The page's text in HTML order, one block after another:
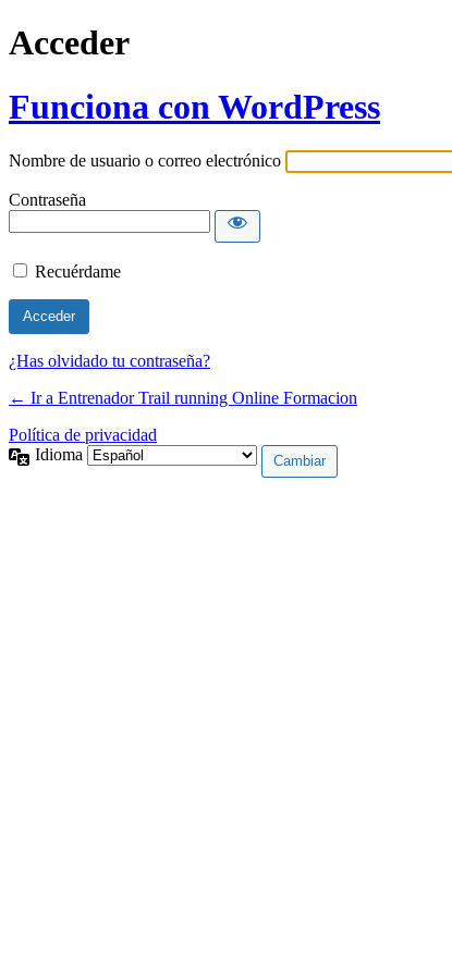
Acceder
Funciona con WordPress
Nombre de usuario o correo electrónico
Contraseña
Recuérdame
¿Has olvidado tu contraseña?
← Ir a Entrenador Trail running Online Formacion
Política de privacidad
Idioma